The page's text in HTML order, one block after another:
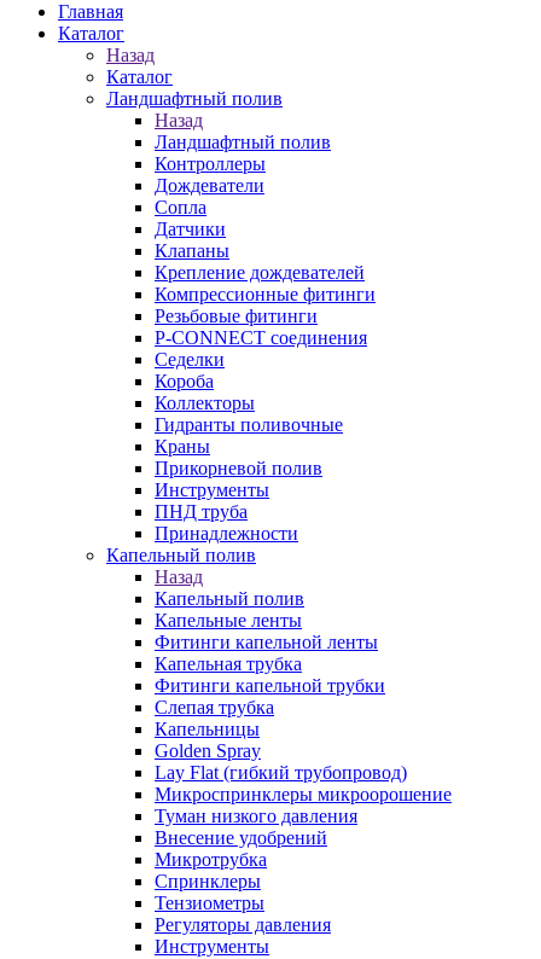
Главная
Каталог
Назад
Каталог
Ландшафтный полив
Назад
Ландшафтный полив
Контроллеры
Дождеватели
Сопла
Датчики
Клапаны
Крепление дождевателей
Компрессионные фитинги
Резьбовые фитинги
P-CONNECT соединения
Седелки
Короба
Коллекторы
Гидранты поливочные
Краны
Прикорневой полив
Инструменты
ПНД труба
Принадлежности
Капельный полив
Назад
Капельный полив
Капельные ленты
Фитинги капельной ленты
Капельная трубка
Фитинги капельной трубки
Слепая трубка
Капельницы
Golden Spray
Lay Flat (гибкий трубопровод)
Микроспринклеры микроорошение
Туман низкого давления
Внесение удобрений
Микротрубка
Спринклеры
Тензиометры
Регуляторы давления
Инструменты